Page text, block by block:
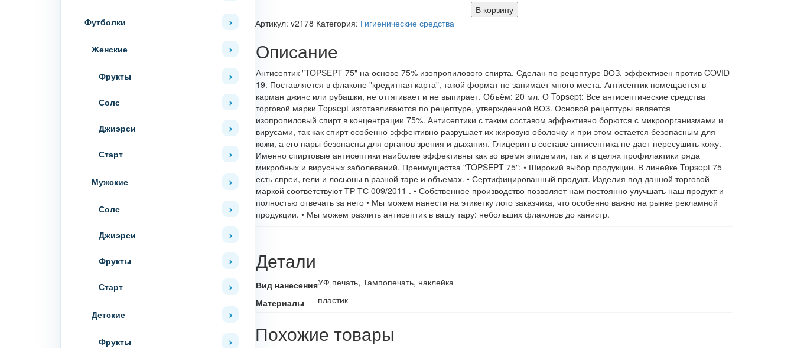
Футболки
Женские
Фрукты
Солс
Джиэрси
Старт
Мужские
Солс
Джиэрси
Фрукты
Старт
Детские
Фрукты
В корзину
Артикул: v2178 Категория: Гигиенические средства
Описание
Антисептик "TOPSEPT 75" на основе 75% изопропилового спирта. Сделан по рецептуре ВОЗ, эффективен против COVID-
19. Поставляется в флаконе "кредитная карта", такой формат не занимает много места. Антисептик помещается в
карман джинс или рубашки, не оттягивает и не выпирает. Объём: 20 мл. О Topsept: Все антисептические средства
торговой марки Topsept изготавливаются по рецептуре, утвержденной ВОЗ. Основой рецептуры является
изопропиловый спирт в концентрации 75%. Антисептики с таким составом эффективно борются с микроорганизмами и
вирусами, так как спирт особенно эффективно разрушает их жировую оболочку и при этом остается безопасным для
кожи, а его пары безопасны для органов зрения и дыхания. Глицерин в составе антисептика не дает пересушить кожу.
Именно спиртовые антисептики наиболее эффективны как во время эпидемии, так и в целях профилактики ряда
микробных и вирусных заболеваний. Преимущества "TOPSEPT 75": • Широкий выбор продукции. В линейке Topsept 75
есть спреи, гели и лосьоны в разной таре и объемах. • Сертифицированный продукт. Изделия под данной торговой
маркой соответствуют ТР ТС 009/2011 . • Собственное производство позволяет нам постоянно улучшать наш продукт и
полностью отвечать за него • Мы можем нанести на этикетку лого заказчика, что особенно важно на рынке рекламной
продукции. • Мы можем разлить антисептик в вашу тару: небольших флаконов до канистр.
Детали
Вид нанесенияУФ печать, Тампопечать, наклейка
Материалы
пластик
Похожие товары